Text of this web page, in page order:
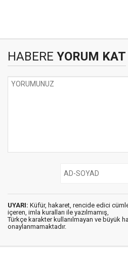
HABERE YORUM KAT
UYARI: Küfür, hakaret, rencide edici
içeren, imla kuralları ile yazılmamış,
Türkçe karakter kullanılmayan ve büyük
onaylanmamaktadır.